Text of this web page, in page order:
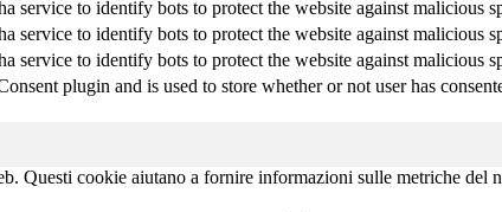
service to identify bots to protect the website against malicious
service to identify bots to protect the website against malicious
service to identify bots to protect the website against malicious
plugin and is used to store whether or not user has
Questi cookie aiutano a fornire informazioni sulle metriche del